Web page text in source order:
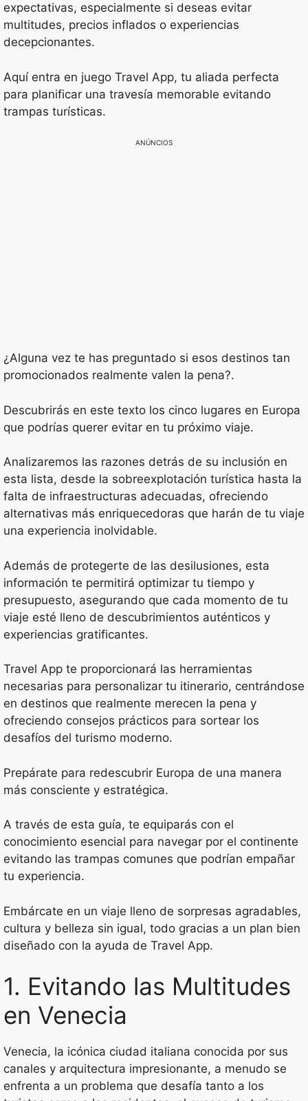
expectativas, especialmente si deseas evitar
multitudes, precios inflados o experiencias
decepcionantes.
Aquí entra en juego Travel App, tu aliada perfecta
para planificar una travesía memorable evitando
trampas turísticas.
ANÚNCIOS
¿Alguna vez te has preguntado si esos destinos tan
promocionados realmente valen la pena?.
Descubrirás en este texto los cinco lugares en Europa
que podrías querer evitar en tu próximo viaje.
Analizaremos las razones detrás de su inclusión en
esta lista, desde la sobreexplotación turística hasta la
falta de infraestructuras adecuadas, ofreciendo
alternativas más enriquecedoras que harán de tu viaje
una experiencia inolvidable.
Además de protegerte de las desilusiones, esta
información te permitirá optimizar tu tiempo y
presupuesto, asegurando que cada momento de tu
viaje esté lleno de descubrimientos auténticos y
experiencias gratificantes.
Travel App te proporcionará las herramientas
necesarias para personalizar tu itinerario, centrándose
en destinos que realmente merecen la pena y
ofreciendo consejos prácticos para sortear los
desafíos del turismo moderno.
Prepárate para redescubrir Europa de una manera
más consciente y estratégica.
A través de esta guía, te equiparás con el
conocimiento esencial para navegar por el continente
evitando las trampas comunes que podrían empañar
tu experiencia.
Embárcate en un viaje lleno de sorpresas agradables,
cultura y belleza sin igual, todo gracias a un plan bien
diseñado con la ayuda de Travel App.
1. Evitando las Multitudes
en Venecia
Venecia, la icónica ciudad italiana conocida por sus
canales y arquitectura impresionante, a menudo se
enfrenta a un problema que desafía tanto a los